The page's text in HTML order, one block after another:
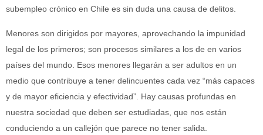
subempleo crónico en Chile es sin duda una causa de delitos.
Menores son dirigidos por mayores, aprovechando la impunidad
legal de los primeros; son procesos similares a los de en varios
países del mundo. Esos menores llegarán a ser adultos en un
medio que contribuye a tener delincuentes cada vez “más capaces
y de mayor eficiencia y efectividad”. Hay causas profundas en
nuestra sociedad que deben ser estudiadas, que nos están
conduciendo a un callejón que parece no tener salida.